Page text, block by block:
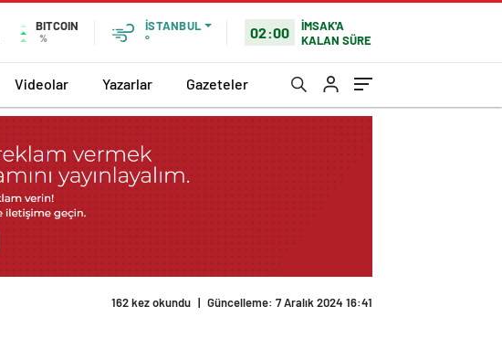
BITCOIN
%
İSTANBUL
°
02:00
İMSAK'A
KALAN SÜRE
Videolar Yazarlar Gazeteler
162 kez okundu | Güncelleme: 7 Aralık 2024 16:41